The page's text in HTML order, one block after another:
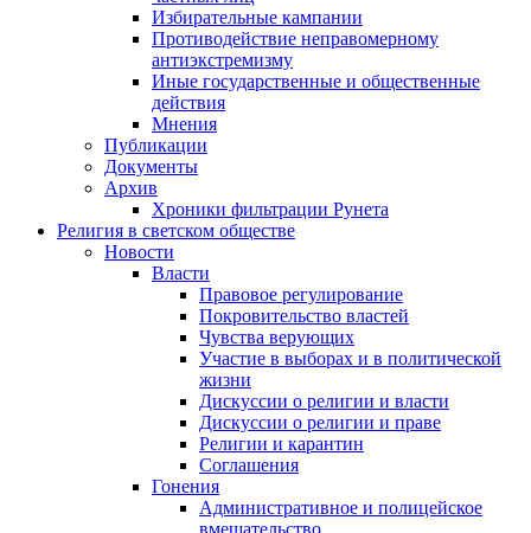
Избирательные кампании
Противодействие неправомерному
антиэкстремизму
Иные государственные и общественные
действия
Мнения
Публикации
Документы
Архив
Хроники фильтрации Рунета
Религия в светском обществе
Новости
Власти
Правовое регулирование
Покровительство властей
Чувства верующих
Участие в выборах и в политической
жизни
Дискуссии о религии и власти
Дискуссии о религии и праве
Религии и карантин
Соглашения
Гонения
Административное и полицейское